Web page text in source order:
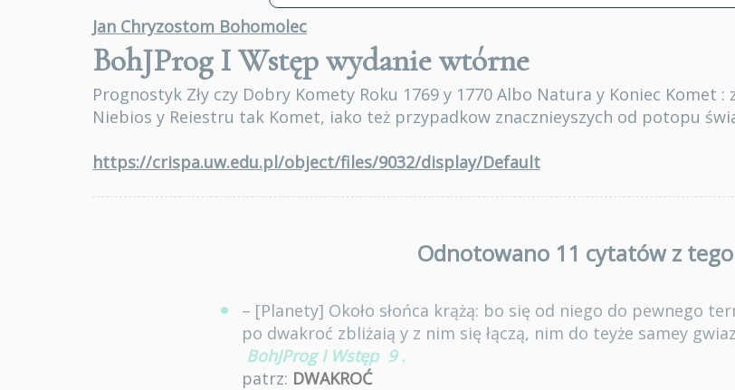
Jan Chryzostom Bohomolec
BohJProg I Wstępwydanie wtórne
Prognostyk Zły czy Dobry Komety Roku 1769 y 1770 Albo Natura y Koniec
Niebios y Reiestru tak Komet, iako też przypadkow znacznieyszych od potopu
https://crispa.uw.edu.pl/object/files/9032/display/Default
Odnotowano 11 cytatów z tego
– [Planety] Około słońca krążą: bo się od niego do pewnego
po dwakroć zbliżaią y z nim się łączą, nim do teyże samey
BohJProg I Wstęp 9 .
patrz: DWAKROĆ